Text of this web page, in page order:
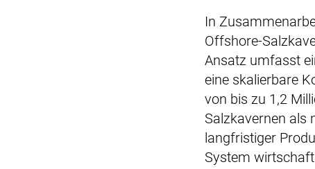
In
Offshore-
Ansatz umfasst
eine skalierbare
von bis zu 1,2
Salzkavernen als
langfristiger
System